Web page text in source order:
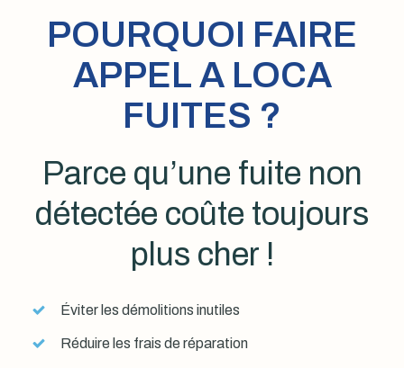
POURQUOI FAIRE
APPEL A LOCA
FUITES ?
Parce qu’une fuite non
détectée coûte toujours
plus cher !
Éviter les démolitions inutiles
Réduire les frais de réparation